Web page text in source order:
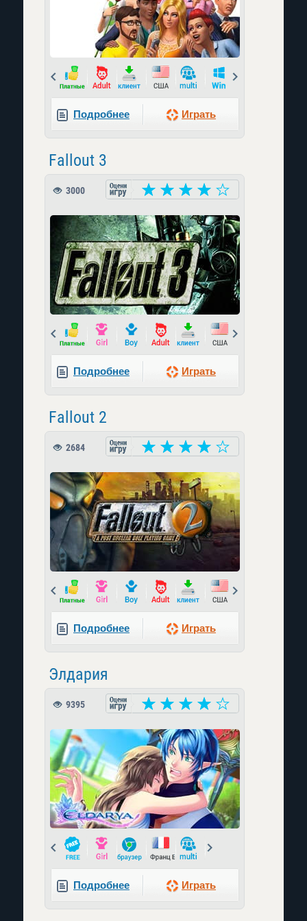
Prev
Подробнее Играть
Fallout 3
3000
Prev
Подробнее Играть
Fallout 2
2684
Prev
Подробнее Играть
Элдария
9395
Prev
Подробнее Играть